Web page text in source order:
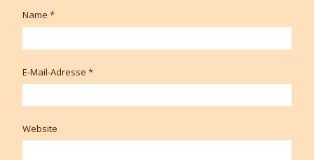
Name *
E-Mail-Adresse *
Website